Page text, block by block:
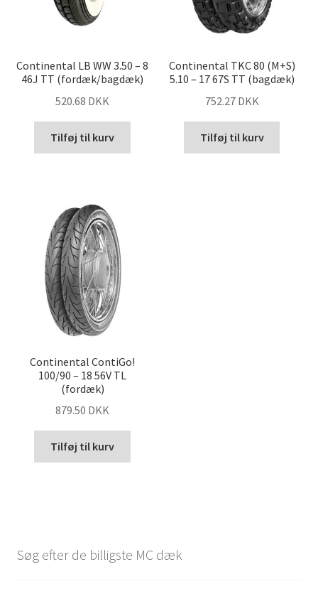
Continental LB WW 3.50 – 8
46J TT (fordæk/bagdæk)
520.68 DKK
Tilføj til kurv
Continental TKC 80 (M+S)
5.10 – 17 67S TT (bagdæk)
752.27 DKK
Tilføj til kurv
Continental ContiGo!
100/90 – 18 56V TL
(fordæk)
879.50 DKK
Tilføj til kurv
Søg efter de billigste MC dæk